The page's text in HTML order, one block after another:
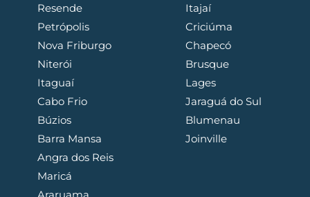
Resende
Petrópolis
Nova Friburgo
Niterói
Itaguaí
Cabo Frio
Búzios
Barra Mansa
Angra dos Reis
Maricá
Itajaí
Criciúma
Chapecó
Brusque
Lages
Jaraguá do Sul
Blumenau
Joinville